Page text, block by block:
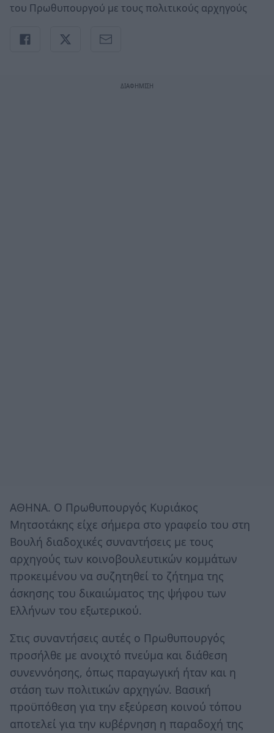
του Πρωθυπουργού με τους πολιτικούς αρχηγούς
AΘΗΝΑ. Ο Πρωθυπουργός Κυριάκος
Μητσοτάκης είχε σήμερα στο γραφείο του στη
Βουλή διαδοχικές συναντήσεις με τους
αρχηγούς των κοινοβουλευτικών κομμάτων
προκειμένου να συζητηθεί το ζήτημα της
άσκησης του δικαιώματος της ψήφου των
Ελλήνων του εξωτερικού.
Στις συναντήσεις αυτές ο Πρωθυπουργός
προσήλθε με ανοιχτό πνεύμα και διάθεση
συνεννόησης, όπως παραγωγική ήταν και η
στάση των πολιτικών αρχηγών. Βασική
προϋπόθεση για την εξεύρεση κοινού τόπου
αποτελεί για την κυβέρνηση η παραδοχή της